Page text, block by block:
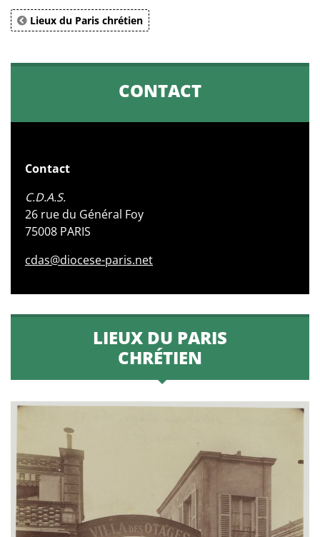
Lieux du Paris chrétien
CONTACT
Contact
C.D.A.S.
26 rue du Général Foy
75008 PARIS
cdas@diocese-paris.net
LIEUX DU PARIS
CHRÉTIEN